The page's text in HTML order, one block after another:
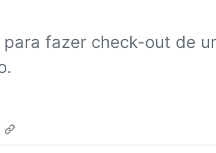
fazer check-out de